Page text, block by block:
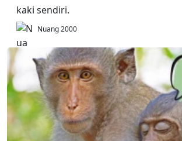
kaki sendiri.
Nuang 2000